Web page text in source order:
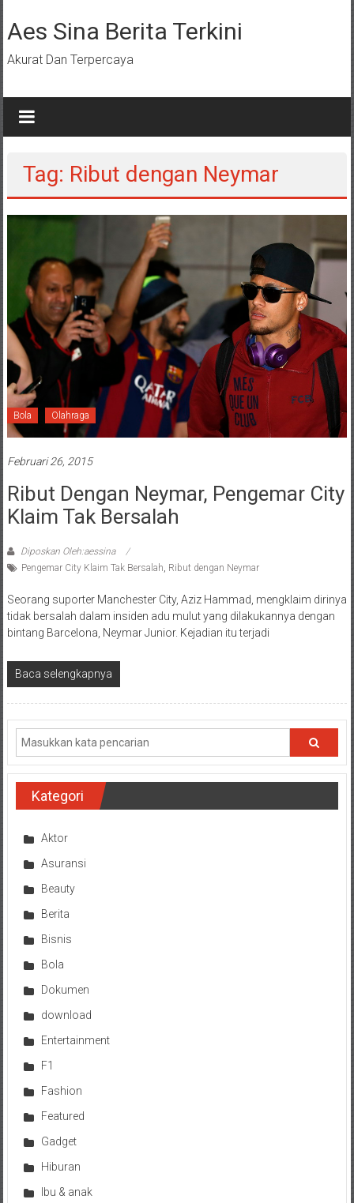
ke
konten
Aes Sina Berita Terkini
Akurat Dan Terpercaya
Tag: Ribut dengan Neymar
Bola Olahraga
Februari 26, 2015
Ribut Dengan Neymar, Pengemar City
Klaim Tak Bersalah
Diposkan Oleh:aessina
Pengemar City Klaim Tak Bersalah, Ribut dengan Neymar
Seorang suporter Manchester City, Aziz Hammad, mengklaim dirinya
tidak bersalah dalam insiden adu mulut yang dilakukannya dengan
bintang Barcelona, Neymar Junior. Kejadian itu terjadi
Baca selengkapnya
Kategori
Aktor
Asuransi
Beauty
Berita
Bisnis
Bola
Dokumen
download
Entertainment
F1
Fashion
Featured
Gadget
Hiburan
Ibu & anak